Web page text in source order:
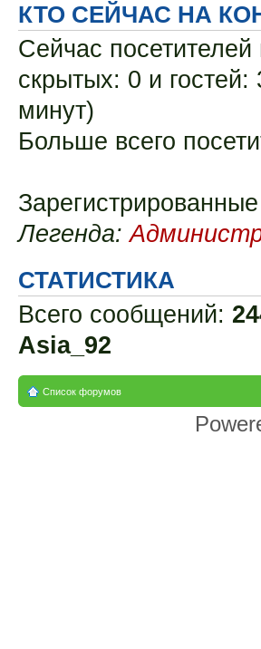
КТО СЕЙЧАС НА
Сейчас
скрытых: 0 и гостей:
минут)
Больше всего
Легенда:
СТАТИСТИКА
Всего сообщений:
Asia_92
Список форумов